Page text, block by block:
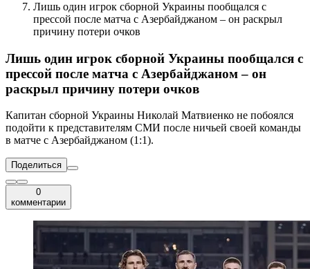
Лишь один игрок сборной Украины пообщался с
прессой после матча с Азербайджаном – он раскрыл
причину потери очков
Лишь один игрок сборной Украины пообщался с
прессой после матча с Азербайджаном – он
раскрыл причину потери очков
Капитан сборной Украины Николай Матвиенко не побоялся
подойти к представителям СМИ после ничьей своей команды
в матче с Азербайджаном (1:1).
Поделиться
0
комментарии